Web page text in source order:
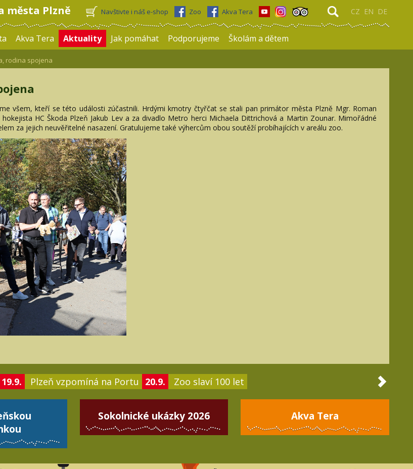
města Plzně CZ EN DE
Navštivte i náš e-shop Zoo Akva Tera
Akva Tera Aktuality Jak pomáhat Podporujeme Školám a dětem
rodina spojena
všem, kteří se této události zúčastnili. Hrdými kmotry čtyřčat se stali pan primátor města Plzně Mgr. Roman
HC Škoda Plzeň Jakub Lev a za divadlo Metro herci Michaela Dittrichová a Martin Zounar. Mimořádné
za jejich neuvěřitelné nasazení. Gratulujeme také výhercům obou soutěží probíhajících v areálu zoo.
19.9. Plzeň vzpomíná na Portu 20.9. Zoo slaví 100 let
Sokolnické ukázky 2026 Akva Tera